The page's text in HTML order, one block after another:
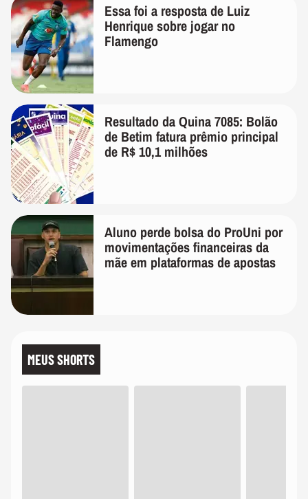
Essa foi a resposta de Luiz
Henrique sobre jogar no
Flamengo
Resultado da Quina 7085: Bolão
de Betim fatura prêmio principal
de R$ 10,1 milhões
Aluno perde bolsa do ProUni por
movimentações financeiras da
mãe em plataformas de apostas
MEUS SHORTS